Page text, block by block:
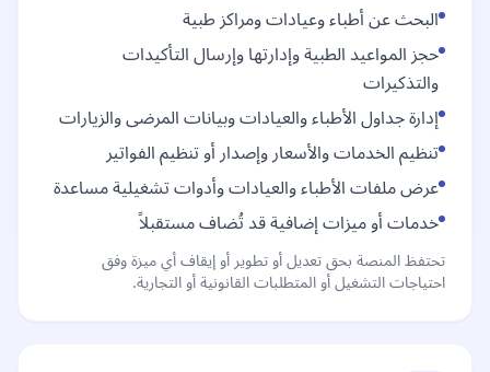
البحث عن أطباء وعيادات ومراكز طبية
حجز المواعيد الطبية وإدارتها وإرسال التأكيدات
والتذكيرات
إدارة جداول الأطباء والعيادات وبيانات المرضى والزيارات
تنظيم الخدمات والأسعار وإصدار أو تنظيم الفواتير
عرض ملفات الأطباء والعيادات وأدوات تشغيلية مساعدة
خدمات أو ميزات إضافية قد تُضاف مستقبلاً
تحتفظ المنصة بحق تعديل أو تطوير أو إيقاف أي ميزة وفق
احتياجات التشغيل أو المتطلبات القانونية أو التجارية.